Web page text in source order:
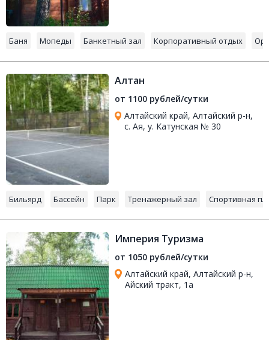
Баня Мопеды Банкетный зал Корпоративный отдых
Алтан
от 1100 рублей/сутки
Алтайский край, Алтайский р-н,
с. Ая, у. Катунская № 30
Бильярд Бассейн Парк Тренажерный зал Спортивная
Империя Туризма
от 1050 рублей/сутки
Алтайский край, Алтайский р-н,
Айский тракт, 1а